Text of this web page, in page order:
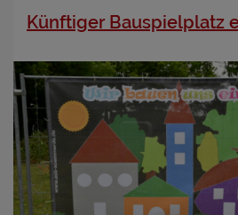
Künftiger Bauspielplatz